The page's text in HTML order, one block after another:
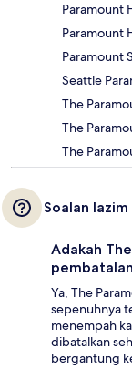
Paramount
Paramount
Paramount
Seattle
The
The
The
Soalan lazim
Adakah
Ya, The
sepenuhnya
menempah
dibatalkan
bergantung